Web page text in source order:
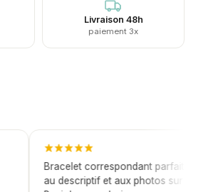
Livraison 48h
paiement 3x
Bracelet correspondant parfaitement
au descriptif et aux photos sur le site.